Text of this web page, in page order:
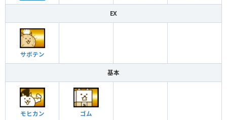
EX
サボテン
基本
モヒカン ゴム